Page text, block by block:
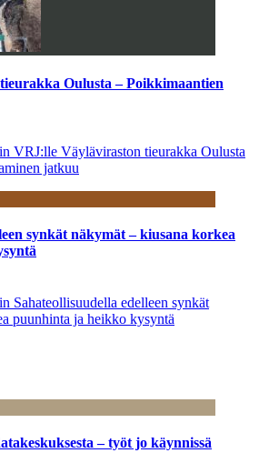
Oulusta – Poikkimaantien
VRJ:lle Väyläviraston tieurakka Oulusta
jatkuu
synkät näkymät – kiusana korkea
Sahateollisuudella edelleen synkät
puunhinta ja heikko kysyntä
– työt jo käynnissä